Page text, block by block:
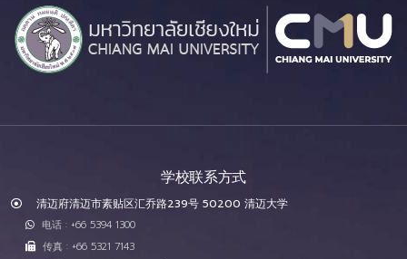
学校联系方式
清迈府清迈市素贴区汇乔路239号 50200 清迈大学
电话 : +66 5394 1300
传真 : +66 5321 7143